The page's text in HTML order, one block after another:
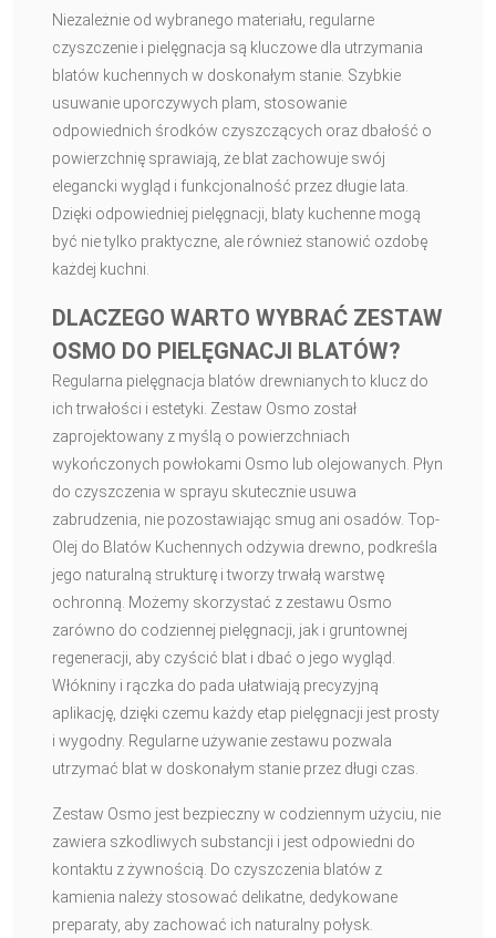
Niezależnie od wybranego materiału, regularne
czyszczenie i pielęgnacja są kluczowe dla utrzymania
blatów kuchennych w doskonałym stanie. Szybkie
usuwanie uporczywych plam, stosowanie
odpowiednich środków czyszczących oraz dbałość o
powierzchnię sprawiają, że blat zachowuje swój
elegancki wygląd i funkcjonalność przez długie lata.
Dzięki odpowiedniej pielęgnacji, blaty kuchenne mogą
być nie tylko praktyczne, ale również stanowić ozdobę
każdej kuchni.
DLACZEGO WARTO WYBRAĆ ZESTAW
OSMO DO PIELĘGNACJI BLATÓW?
Regularna pielęgnacja blatów drewnianych to klucz do
ich trwałości i estetyki. Zestaw Osmo został
zaprojektowany z myślą o powierzchniach
wykończonych powłokami Osmo lub olejowanych. Płyn
do czyszczenia w sprayu skutecznie usuwa
zabrudzenia, nie pozostawiając smug ani osadów. Top-
Olej do Blatów Kuchennych odżywia drewno, podkreśla
jego naturalną strukturę i tworzy trwałą warstwę
ochronną. Możemy skorzystać z zestawu Osmo
zarówno do codziennej pielęgnacji, jak i gruntownej
regeneracji, aby czyścić blat i dbać o jego wygląd.
Włókniny i rączka do pada ułatwiają precyzyjną
aplikację, dzięki czemu każdy etap pielęgnacji jest prosty
i wygodny. Regularne używanie zestawu pozwala
utrzymać blat w doskonałym stanie przez długi czas.
Zestaw Osmo jest bezpieczny w codziennym użyciu, nie
zawiera szkodliwych substancji i jest odpowiedni do
kontaktu z żywnością. Do czyszczenia blatów z
kamienia należy stosować delikatne, dedykowane
preparaty, aby zachować ich naturalny połysk.